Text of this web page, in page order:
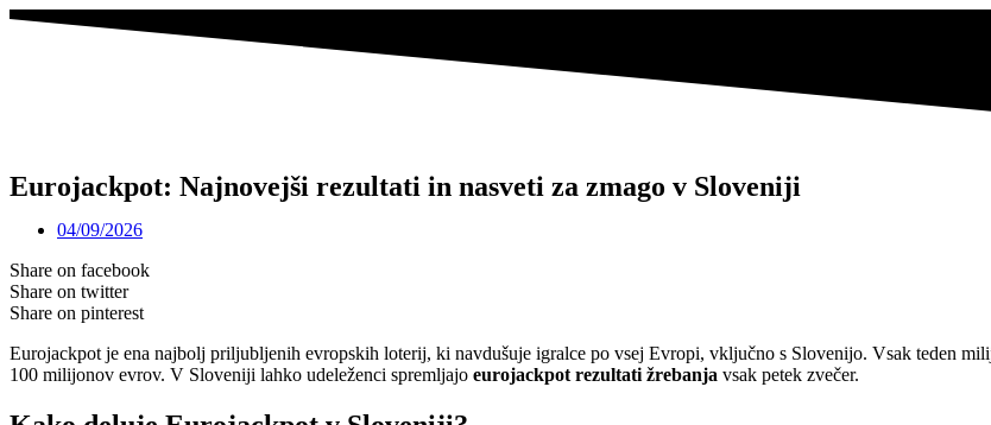
Eurojackpot: Najnovejši rezultati in nasveti za zmago v Sloveniji
04/09/2026
Share on facebook
Share on twitter
Share on pinterest
Eurojackpot je ena najbolj priljubljenih evropskih loterij, ki navdušuje igralce po vsej Evropi, vključno s Slovenijo. Vsak teden
100 milijonov evrov. V Sloveniji lahko udeleženci spremljajo eurojackpot rezultati žrebanja vsak petek zvečer.